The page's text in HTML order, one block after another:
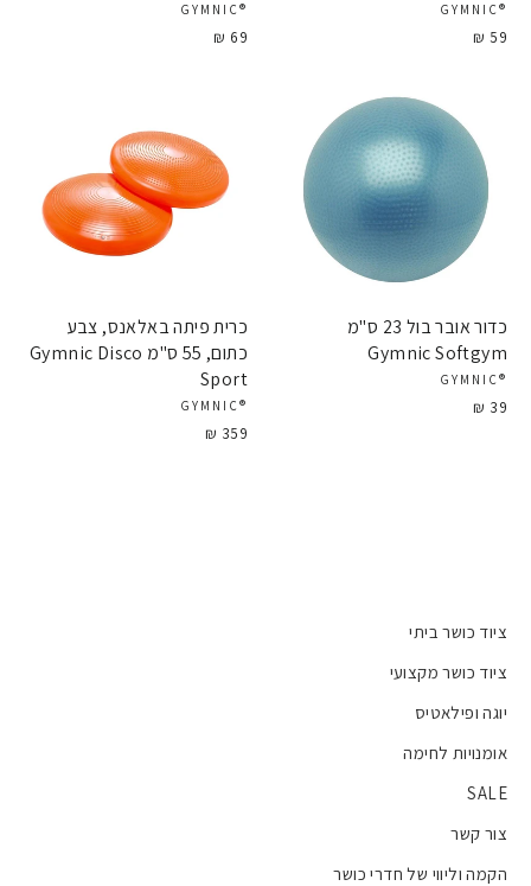
®GYMNIC
59 ₪
®GYMNIC
69 ₪
כדור אובר בול 23 ס"מ
Gymnic Softgym
®GYMNIC
39 ₪
כרית פיתה באלאנס, צבע
כתום, 55 ס"מ Gymnic Disco
Sport
®GYMNIC
359 ₪
ציוד כושר ביתי
ציוד כושר מקצועי
יוגה ופילאטיס
אומנויות לחימה
SALE
צור קשר
הקמה וליווי של חדרי כושר